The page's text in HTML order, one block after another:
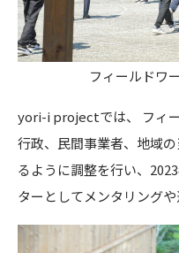
フィールドワ
yori-i projectでは、 フィ
行政、民間事業者、地域
るように調整を行い、
ターとしてメンタリング